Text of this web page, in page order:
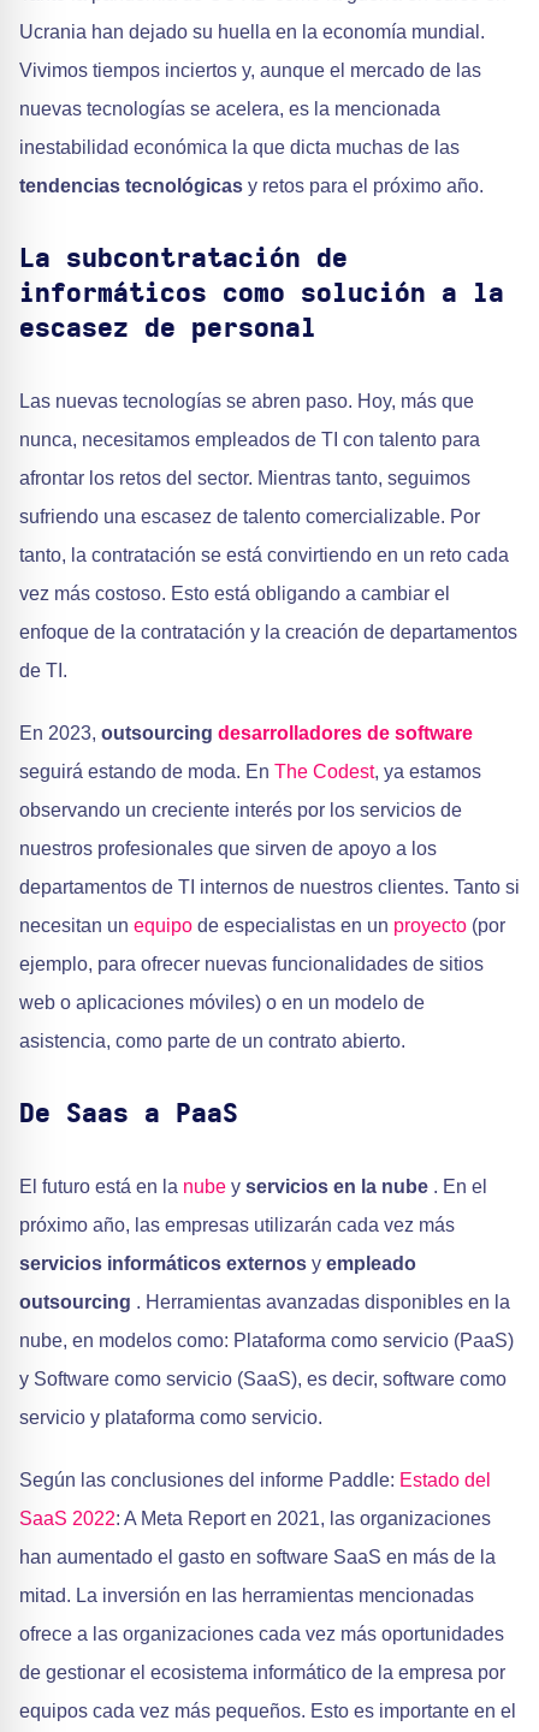
Ucrania han dejado su huella en la economía mundial.
Vivimos tiempos inciertos y, aunque el mercado de las
nuevas tecnologías se acelera, es la mencionada
inestabilidad económica la que dicta muchas de las
tendencias tecnológicas y retos para el próximo año.
La subcontratación de
informáticos como solución a la
escasez de personal
Las nuevas tecnologías se abren paso. Hoy, más que
nunca, necesitamos empleados de TI con talento para
afrontar los retos del sector. Mientras tanto, seguimos
sufriendo una escasez de talento comercializable. Por
tanto, la contratación se está convirtiendo en un reto cada
vez más costoso. Esto está obligando a cambiar el
enfoque de la contratación y la creación de departamentos
de TI.
En 2023, outsourcing desarrolladores de software
seguirá estando de moda. En The Codest, ya estamos
observando un creciente interés por los servicios de
nuestros profesionales que sirven de apoyo a los
departamentos de TI internos de nuestros clientes. Tanto si
necesitan un equipo de especialistas en un proyecto (por
ejemplo, para ofrecer nuevas funcionalidades de sitios
web o aplicaciones móviles) o en un modelo de
asistencia, como parte de un contrato abierto.
De Saas a PaaS
El futuro está en la nube y servicios en la nube . En el
próximo año, las empresas utilizarán cada vez más
servicios informáticos externos y empleado
outsourcing . Herramientas avanzadas disponibles en la
nube, en modelos como: Plataforma como servicio (PaaS)
y Software como servicio (SaaS), es decir, software como
servicio y plataforma como servicio.
Según las conclusiones del informe Paddle: Estado del
SaaS 2022: A Meta Report en 2021, las organizaciones
han aumentado el gasto en software SaaS en más de la
mitad. La inversión en las herramientas mencionadas
ofrece a las organizaciones cada vez más oportunidades
de gestionar el ecosistema informático de la empresa por
equipos cada vez más pequeños. Esto es importante en el